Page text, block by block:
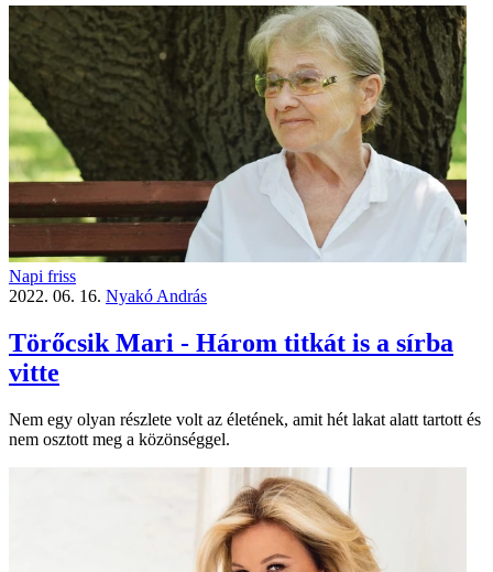
Napi friss
2022. 06. 16. Nyakó András
Törőcsik Mari - Három titkát is a sírba
vitte
Nem egy olyan részlete volt az életének, amit hét lakat alatt tartott és
nem osztott meg a közönséggel.